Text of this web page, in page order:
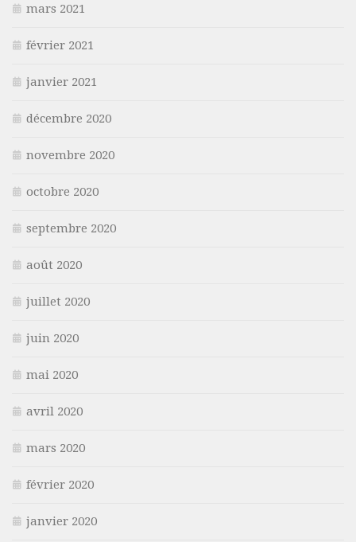
mars 2021
février 2021
janvier 2021
décembre 2020
novembre 2020
octobre 2020
septembre 2020
août 2020
juillet 2020
juin 2020
mai 2020
avril 2020
mars 2020
février 2020
janvier 2020